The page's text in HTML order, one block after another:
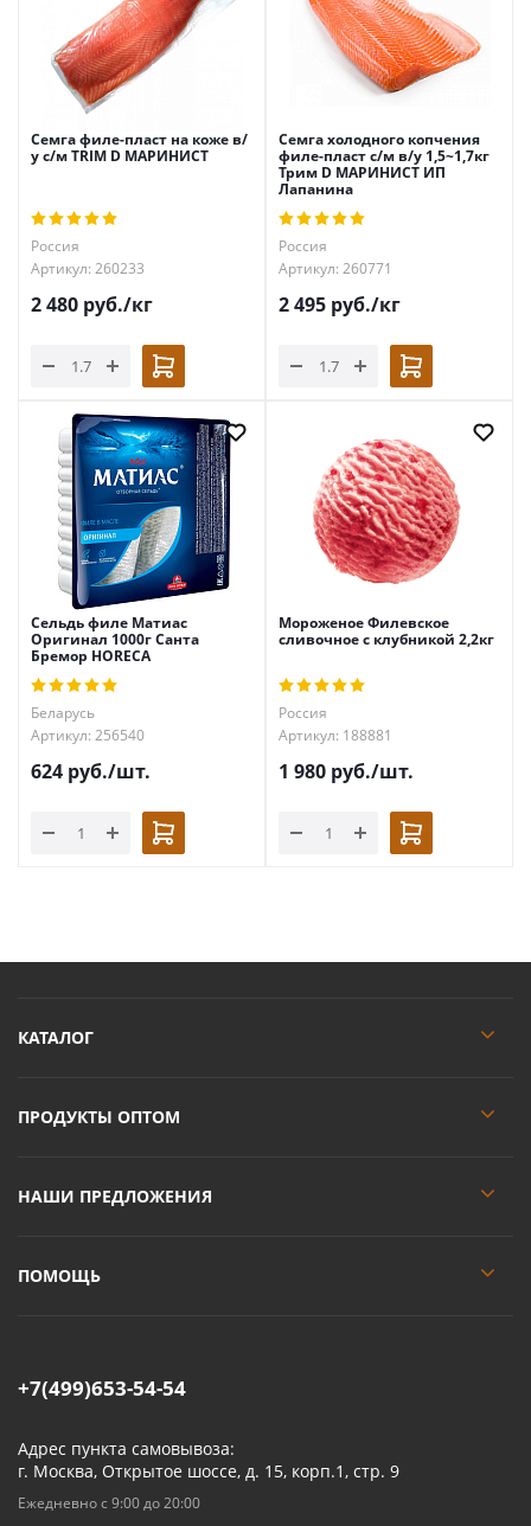
Семга филе-пласт на коже в/
у с/м TRIM D МАРИНИСТ
Россия
Артикул: 260233
2 480 руб./кг
Семга холодного копчения
филе-пласт с/м в/у 1,5~1,7кг
Трим D МАРИНИСТ ИП
Лапанина
Россия
Артикул: 260771
2 495 руб./кг
Сельдь филе Матиас
Оригинал 1000г Санта
Бремор HORECA
Беларусь
Артикул: 256540
624 руб./шт.
Мороженое Филевское
сливочное с клубникой 2,2кг
Россия
Артикул: 188881
1 980 руб./шт.
КАТАЛОГ
ПРОДУКТЫ ОПТОМ
НАШИ ПРЕДЛОЖЕНИЯ
ПОМОЩЬ
+7(499)653-54-54
Адрес пункта самовывоза:
г. Москва, Открытое шоссе, д. 15, корп.1, стр. 9
Ежедневно с 9:00 до 20:00